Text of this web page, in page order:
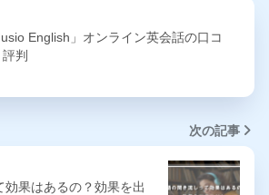
English」オンライン英会話の口コ
評判
次の記事
果はあるの？効果を出